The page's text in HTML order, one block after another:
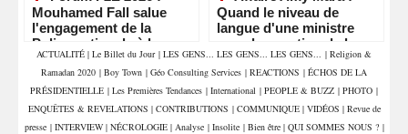
Mouhamed Fall salue
l'engagement de la
Police nationale à la
veille d'un rendez-vous
économique majeur
Quand le niveau de
langue d'une ministre
pose la question de la
compétence et de la
crédibilité de l'État
ACTUALITÉ | Le Billet du Jour | LES GENS... LES GENS... LES GENS... | Religion &
Ramadan 2020 | Boy Town | Géo Consulting Services | REACTIONS | ÉCHOS DE LA
PRÉSIDENTIELLE | Les Premières Tendances | International | PEOPLE & BUZZ | PHOTO |
ENQUÊTES & REVELATIONS | CONTRIBUTIONS | COMMUNIQUE | VIDÉOS | Revue de
presse | INTERVIEW | NÉCROLOGIE | Analyse | Insolite | Bien être | QUI SOMMES NOUS ? |